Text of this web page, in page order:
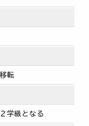
転
学級となる